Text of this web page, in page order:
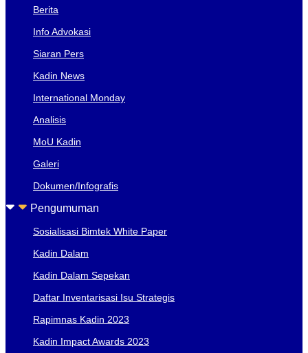
Berita
Info Advokasi
Siaran Pers
Kadin News
International Monday
Analisis
MoU Kadin
Galeri
Dokumen/Infografis
Pengumuman
Sosialisasi Bimtek White Paper
Kadin Dalam
Kadin Dalam Sepekan
Daftar Inventarisasi Isu Strategis
Rapimnas Kadin 2023
Kadin Impact Awards 2023